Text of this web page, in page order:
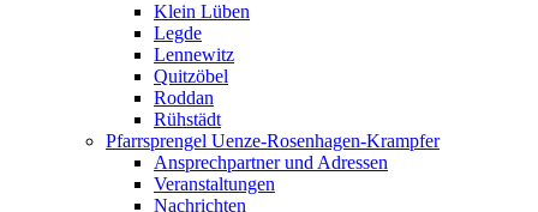
Klein Lüben
Legde
Lennewitz
Quitzöbel
Roddan
Rühstädt
Pfarrsprengel Uenze-Rosenhagen-Krampfer
Ansprechpartner und Adressen
Veranstaltungen
Nachrichten